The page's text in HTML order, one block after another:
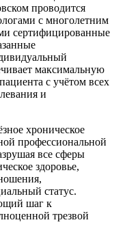
проводится
с многолетним
сертифицированные
максимальную
с учётом всех
и
хроническое
профессиональной
все сферы
здоровье,
статус.
шаг к
трезвой